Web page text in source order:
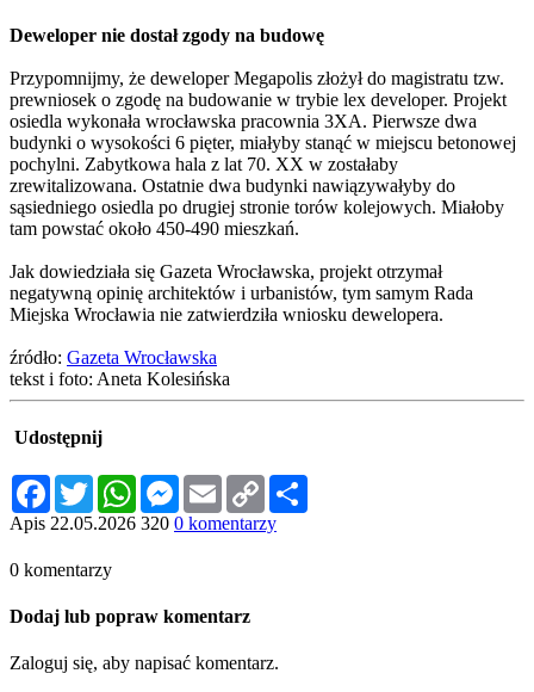
Deweloper nie dostał zgody na budowę
Przypomnijmy, że deweloper Megapolis złożył do magistratu tzw.
prewniosek o zgodę na budowanie w trybie lex developer. Projekt
osiedla wykonała wrocławska pracownia 3XA. Pierwsze dwa
budynki o wysokości 6 pięter, miałyby stanąć w miejscu betonowej
pochylni. Zabytkowa hala z lat 70. XX w zostałaby
zrewitalizowana. Ostatnie dwa budynki nawiązywałyby do
sąsiedniego osiedla po drugiej stronie torów kolejowych. Miałoby
tam powstać około 450-490 mieszkań.
Jak dowiedziała się Gazeta Wrocławska, projekt otrzymał
negatywną opinię architektów i urbanistów, tym samym Rada
Miejska Wrocławia nie zatwierdziła wniosku dewelopera.
źródło: Gazeta Wrocławska
tekst i foto: Aneta Kolesińska
Udostępnij
Facebook
TwitterWhatsAppMessenger
Email Copy
Link
Apis 22.05.2026 320 0 komentarzy
0 komentarzy
Dodaj lub popraw komentarz
Zaloguj się, aby napisać komentarz.